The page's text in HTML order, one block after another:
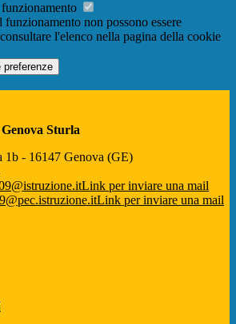
non possono essere
l'elenco nella pagina della cookie
preferenze
Sturla
1b - 16147 Genova (GE)
Link per inviare una mail
Link per inviare una mail